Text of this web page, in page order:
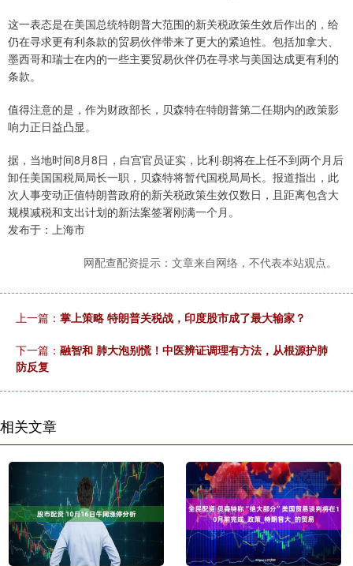
这一表态是在美国总统特朗普大范围的新关税政策生效后作出的，给
仍在寻求更有利条款的贸易伙伴带来了更大的紧迫性。包括加拿大、
墨西哥和瑞士在内的一些主要贸易伙伴仍在寻求与美国达成更有利的
条款。
值得注意的是，作为财政部长，贝森特在特朗普第二任期内的政策影
响力正日益凸显。
据，当地时间8月8日，白宫官员证实，比利·朗将在上任不到两个月后
卸任美国国税局局长一职，贝森特将暂代国税局局长。报道指出，此
次人事变动正值特朗普政府的新关税政策生效仅数日，且距离包含大
规模减税和支出计划的新法案签署刚满一个月。
发布于：上海市
网配查配资提示：文章来自网络，不代表本站观点。
上一篇： 掌上策略 特朗普关税战，印度股市成了最大输家？
下一篇： 融智和 肺大泡别慌！中医辨证调理有方法，从根源护肺
防反复
相关文章